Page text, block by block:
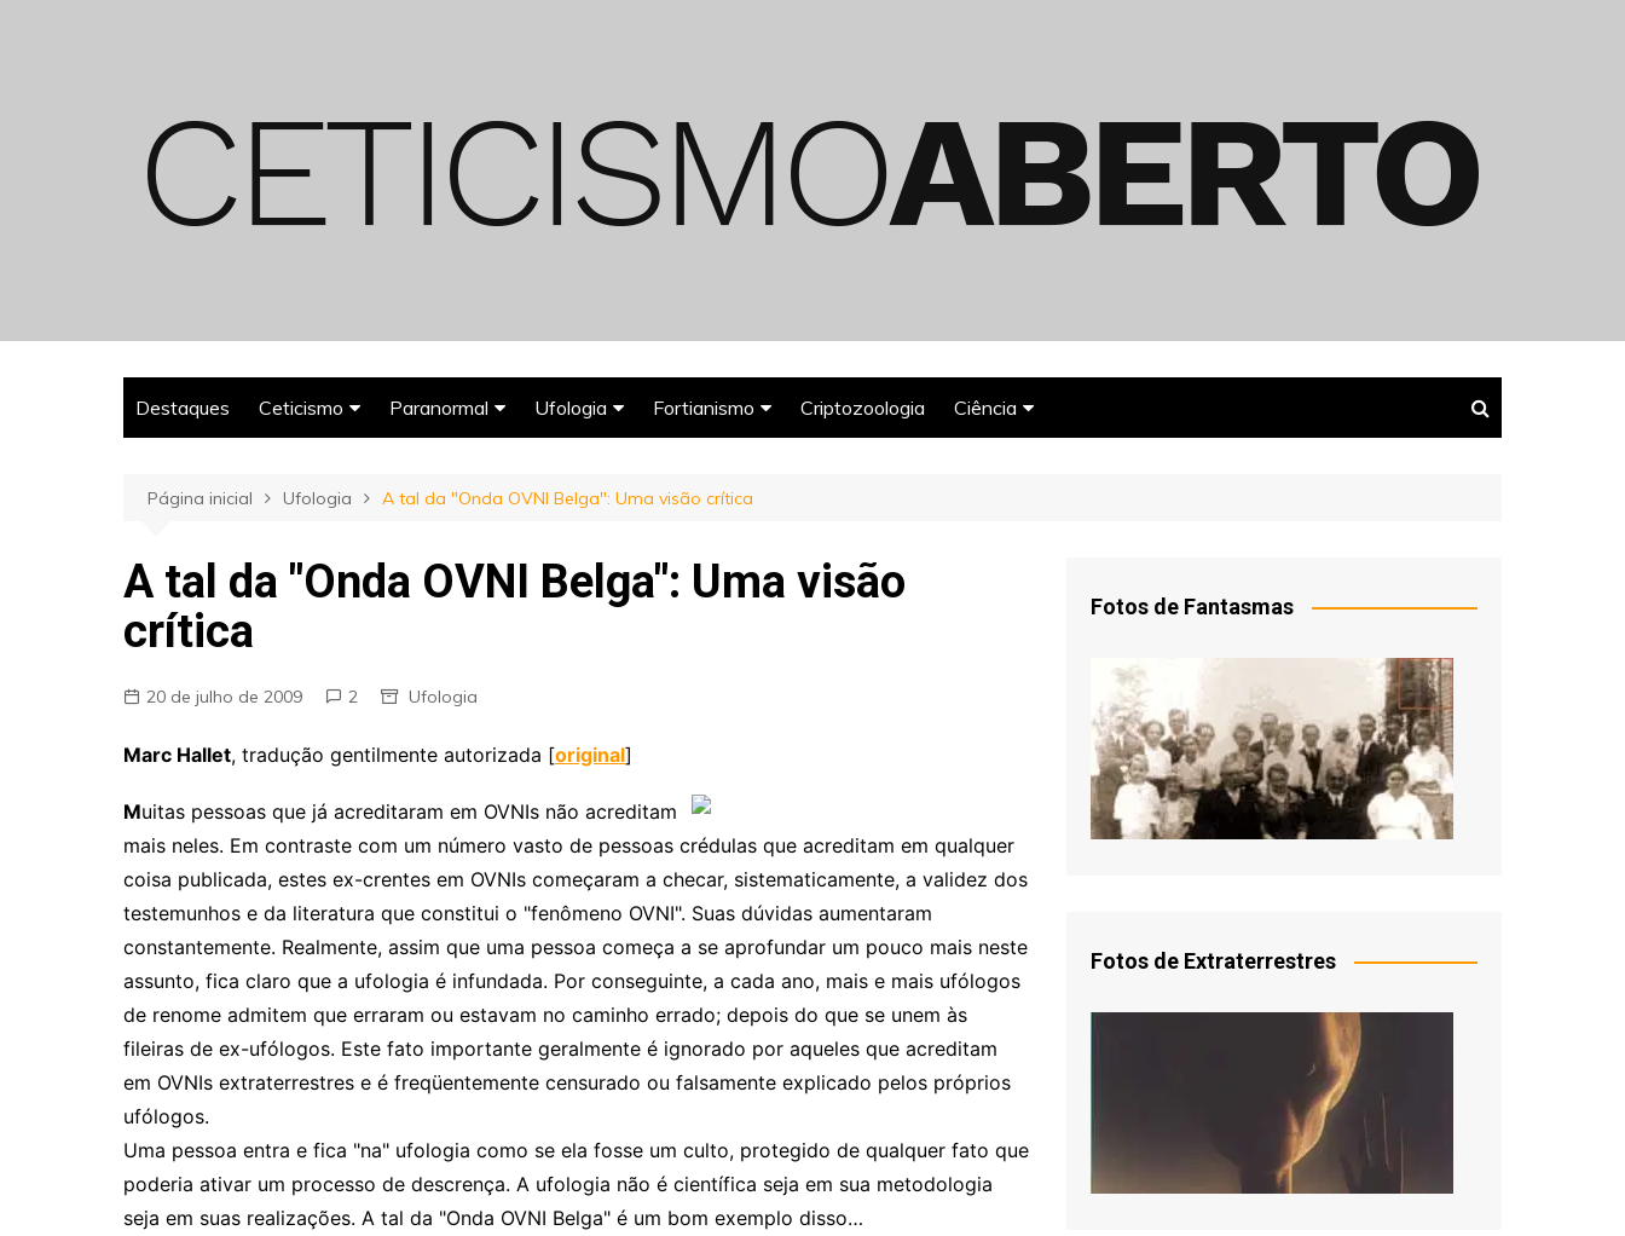
Destaques Ceticismo
Espiritualismo
Pareidolia
Paranormal Ufologia
Deuses Astronautas
Hipótese Psicossocial
Fortianismo Criptozoologia Ciência
Página inicial Ufologia A tal da "Onda OVNI Belga": Uma visão crítica
A tal da "Onda OVNI Belga": Uma visão
crítica
20 de julho de 2009 2 Ufologia
Marc Hallet, tradução gentilmente autorizada [original]
Muitas pessoas que já acreditaram em OVNIs não acreditam
mais neles. Em contraste com um número vasto de pessoas crédulas que acreditam em qualquer
coisa publicada, estes ex-crentes em OVNIs começaram a checar, sistematicamente, a validez dos
testemunhos e da literatura que constitui o "fenômeno OVNI". Suas dúvidas aumentaram
constantemente. Realmente, assim que uma pessoa começa a se aprofundar um pouco mais neste
assunto, fica claro que a ufologia é infundada. Por conseguinte, a cada ano, mais e mais ufólogos
de renome admitem que erraram ou estavam no caminho errado; depois do que se unem às
fileiras de ex-ufólogos. Este fato importante geralmente é ignorado por aqueles que acreditam
em OVNIs extraterrestres e é freqüentemente censurado ou falsamente explicado pelos próprios
ufólogos.
Uma pessoa entra e fica "na" ufologia como se ela fosse um culto, protegido de qualquer fato que
poderia ativar um processo de descrença. A ufologia não é científica seja em sua metodologia
seja em suas realizações. A tal da "Onda OVNI Belga" é um bom exemplo disso…
Fotos de Fantasmas
Fotos de Extraterrestres